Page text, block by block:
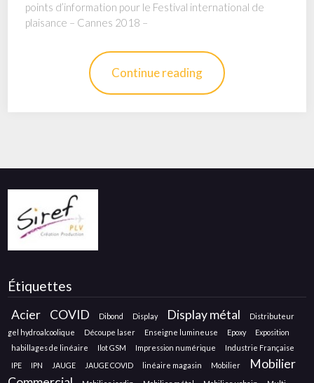
points d’information pour le Festival international de
plaisance – Cannes 2018 –
Continue reading
Étiquettes
Acier COVID Dibond Display Display métal
Distributeur
gel hydroalcoolique
Découpe laser Enseigne lumineuse Epoxy
Exposition
habillages de linéaire
Ilot GSM Impression numérique
Industrie Française
IPE
IPN JAUGE JAUGE COVID linéaire magasin Mobilier
Mobilier